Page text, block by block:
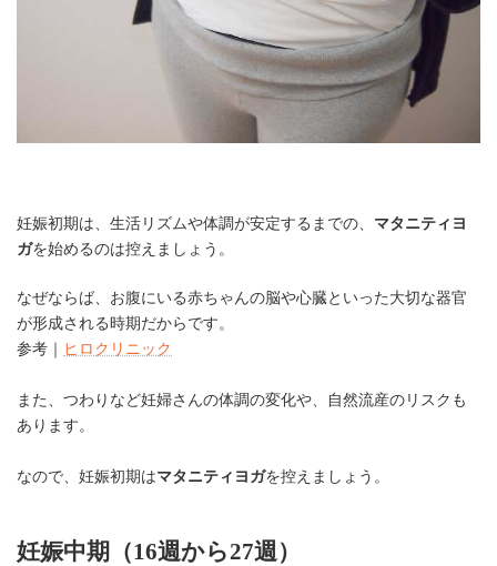
妊娠初期は、生活リズムや体調が安定するまでの、 マタニティヨ
ガを始めるのは控えましょう。
なぜならば、お腹にいる赤ちゃんの脳や心臓といった大切な器官
が形成される時期だからです。
参考｜
ヒロクリニック
また、つわりなど妊婦さんの体調の変化や、自然流産のリスクも
あります。
なので、妊娠初期はマタニティヨガを控えましょう。
妊娠中期（16週から27週）